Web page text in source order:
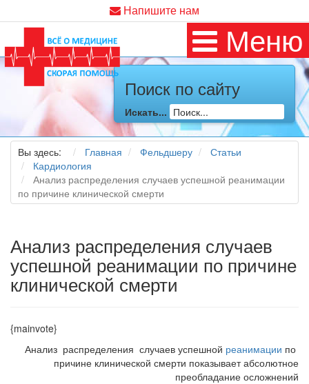
Напишите нам
Меню
Поиск по сайту
Искать...
Вы здесь: Главная Фельдшеру
Статьи
Кардиология
Анализ распределения случаев успешной реанимации
по причине клинической смерти
Анализ распределения случаев
успешной реанимации по причине
клинической смерти
{mainvote}
Анализ распределения случаев успешной реанимации по
причине клинической смерти показывает абсолютное
преобладание осложнений